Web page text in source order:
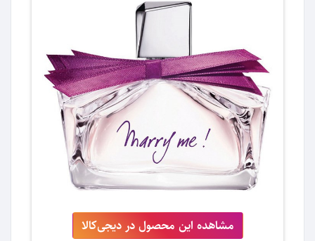
مشاهده این محصول در دیجی‌کالا